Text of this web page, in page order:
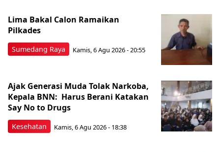
Sumedang Raya
Lima Bakal Calon Ramaikan
Pilkades
Kamis, 6 Agu 2026 - 20:55
Kesehatan
Ajak Generasi Muda Tolak Narkoba,
Kepala BNN: Harus Berani Katakan
Say No to Drugs
Kamis, 6 Agu 2026 - 18:38